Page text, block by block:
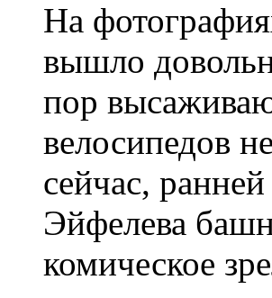
На
вышло
пор
велосипедов
сейчас,
Эйфелева
комическое